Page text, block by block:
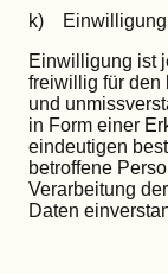
k) Einwilligung
Einwilligung ist
freiwillig für den
und
in Form einer
eindeutigen
betroffene
Verarbeitung
Daten